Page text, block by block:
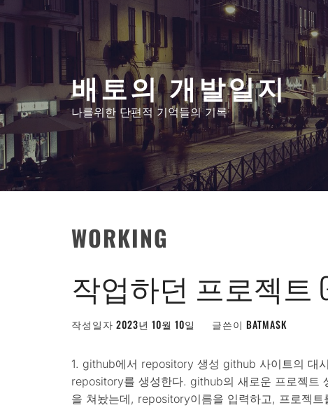
텐
뛰
기
배토의 개발일지
나를위한 단편적 기억들의 기록
WORKING
작업하던 프로젝트
작성일자 2023년 10월 10일 글쓴이 BATMASK
1. github에서 repository 생성 github 사이트의 대
repository를 생성한다. github의 새로운 프로젝트
을 쳐놨는데, repository이름을 입력하고, 프로젝